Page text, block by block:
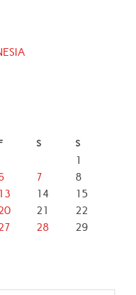
S S
1
7
8
13 14
15
21
22
28
29